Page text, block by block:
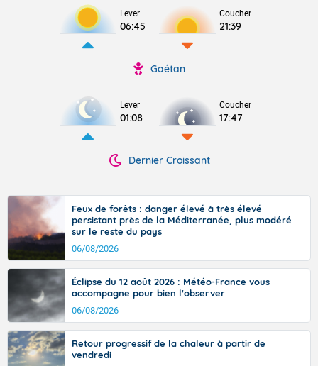
Lever
06:45
Coucher
21:39
Gaétan
Lever
01:08
Coucher
17:47
Dernier Croissant
Feux de forêts : danger élevé à très élevé
persistant près de la Méditerranée, plus modéré
sur le reste du pays
06/08/2026
Éclipse du 12 août 2026 : Météo-France vous
accompagne pour bien l'observer
06/08/2026
Retour progressif de la chaleur à partir de
vendredi